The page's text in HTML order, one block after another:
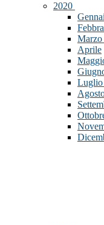
2020
Marzo
Aprile
Luglio